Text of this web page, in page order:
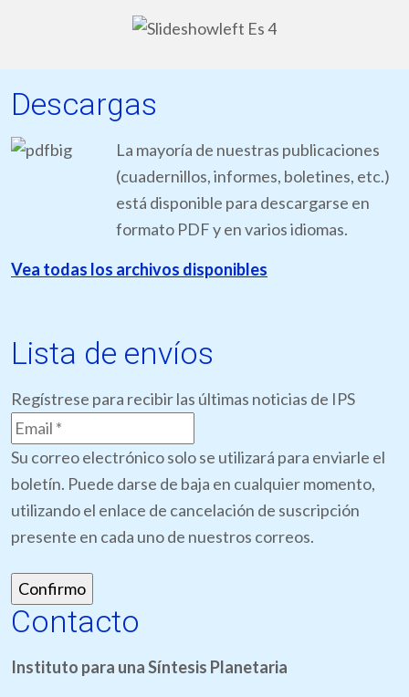
Descargas
La mayoría de nuestras publicaciones
(cuadernillos, informes, boletines, etc.)
está disponible para descargarse en
formato PDF y en varios idiomas.
Vea todas los archivos disponibles
Lista de envíos
Regístrese para recibir las últimas noticias de IPS
Su correo electrónico solo se utilizará para enviarle el
boletín. Puede darse de baja en cualquier momento,
utilizando el enlace de cancelación de suscripción
presente en cada uno de nuestros correos.
Contacto
Instituto para una Síntesis Planetaria